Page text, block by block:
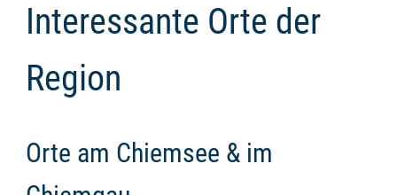
Interessante Orte der
Region
Orte am Chiemsee & im